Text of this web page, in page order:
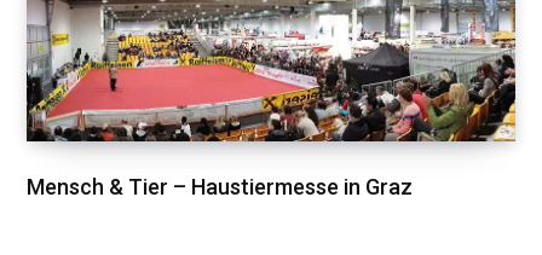
Mensch & Tier – Haustiermesse in Graz